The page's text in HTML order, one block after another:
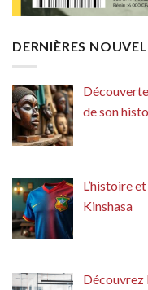
DERNIÈRES
de son
L’histoire
Kinshasa
Découvrez